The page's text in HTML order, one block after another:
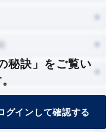
秘訣」をご覧い
グインして確認する